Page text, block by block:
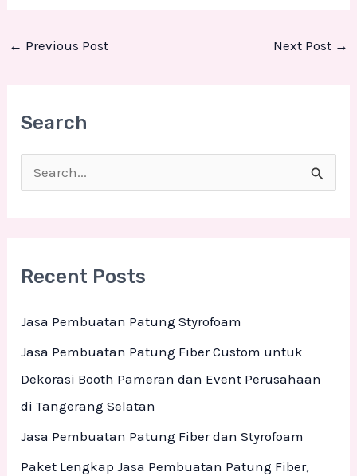
← Previous Post Next Post →
Search
cRecent Posts
Jasa Pembuatan Patung Styrofoam
Jasa Pembuatan Patung Fiber Custom untuk
Dekorasi Booth Pameran dan Event Perusahaan
di Tangerang Selatan
Jasa Pembuatan Patung Fiber dan Styrofoam
Paket Lengkap Jasa Pembuatan Patung Fiber,